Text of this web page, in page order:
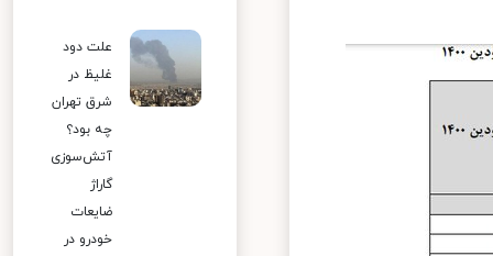
علت دود
غلیظ در
شرق تهران
چه بود؟
آتش‌سوزی
گاراژ
ضایعات
خودرو در